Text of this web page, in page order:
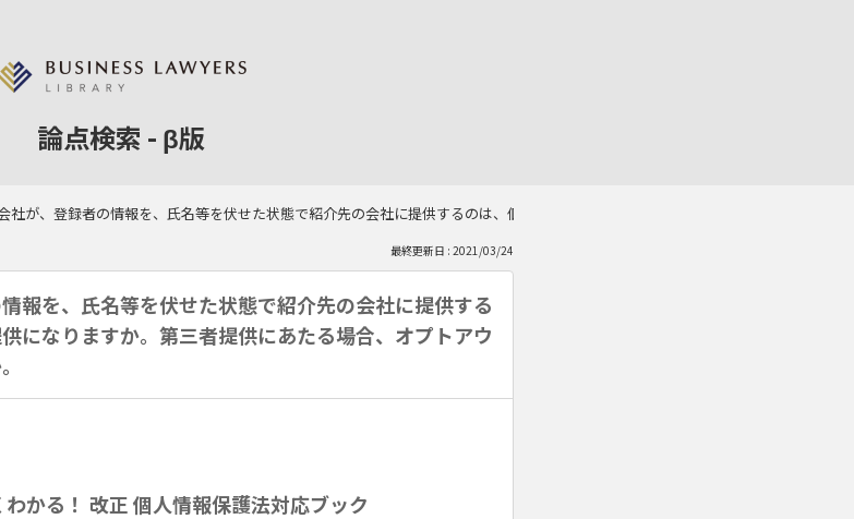
論点検索 - β版
社が、登録者の情報を、氏名等を伏せた状態で紹介先の会社に提供するのは、個人データの第三者提供になりますか。第三者提供
最終更新日 : 2021/03/24
報を、氏名等を伏せた状態で紹介先の会社に提供する
になりますか。第三者提供にあたる場合、オプトアウ
かる！ 改正 個人情報保護法対応ブック